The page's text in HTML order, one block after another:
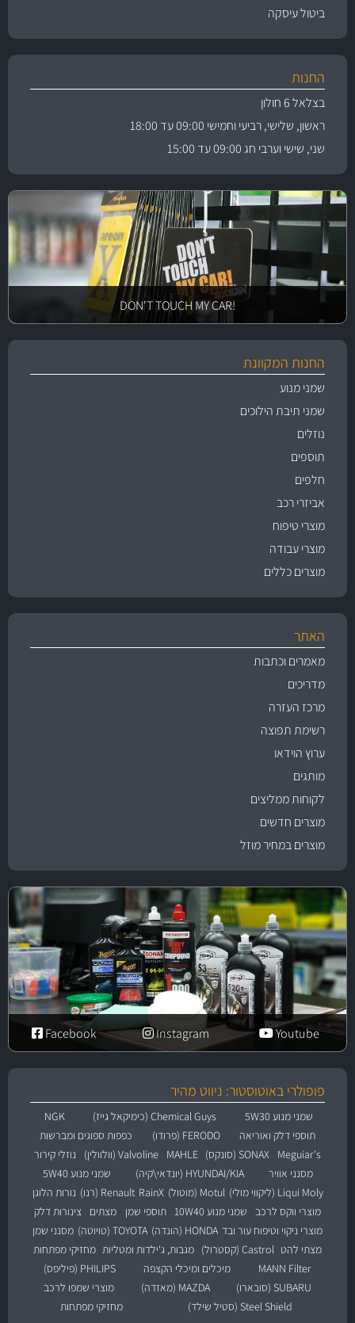
ביטול עיסקה
החנות
בצלאל 6 חולון
ראשון, שלישי, רביעי וחמישי 09:00 עד 18:00
שני, שישי וערבי חג 09:00 עד 15:00
!DON'T TOUCH MY CAR
החנות המקוונת
שמני מנוע
שמני תיבת הילוכים
נוזלים
תוספים
חלפים
אביזרי רכב
מוצרי טיפוח
מוצרי עבודה
מוצרים כללים
האתר
מאמרים וכתבות
מדריכים
מרכז העזרה
רשימת תפוצה
ערוץ הוידאו
מותגים
לקוחות ממליצים
מוצרים חדשים
מוצרים במחיר מוזל
Youtube
Instagram
Facebook
פופולרי באוטוסטור: ניווט מהיר
שמני מנוע 5W30 Chemical Guys (כימיקאל גייז)
NGK
תוספי דלק ואוריאה
FERODO (פרודו)
כפפות ספוגים ומברשות
Meguiar's
SONAX (סונקס) MAHLE Valvoline (וולוולין)
נוזלי קירור
מסנני אוויר
HYUNDAI/KIA (יונדאי\קיה)
שמני מנוע 5W40
Liqui Moly (ליקווי מולי)
Motul (מוטול) RainX Renault (רנו)
נורות הלוגן
מוצרי ווקס לרכב
שמני מנוע 10W40 תוספי שמן מצתים
צינורות דלק
מוצרי ניקוי וטיפוח עור ובד HONDA (הונדה) TOYOTA (טויוטה)
מסנני שמן
מצתי להט Castrol (קסטרול) מגבות, ג'ילדות ומטליות מחזיקי מפתחות
MANN Filter
מיכלים ומיכלי הקצפה
PHILIPS (פיליפס)
SUBARU (סובארו)
MAZDA (מאזדה)
מוצרי שמפו לרכב
Steel Shield (סטיל שילד)
מחזיקי מפתחות